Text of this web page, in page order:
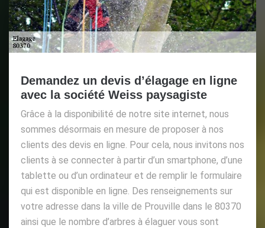
Demandez un devis d’élagage en ligne
avec la société Weiss paysagiste
Grâce à la disponibilité de notre site internet, nous
sommes désormais en mesure de proposer à nos
clients des devis en ligne. Pour cela, nous invitons nos
clients à se connecter à partir d’un smartphone, d’une
tablette ou d’un ordinateur et de remplir le formulaire
qui est disponible en ligne. Des renseignements sur
votre adresse dans la ville de Prouville dans le 80370
ainsi que le nombre d’arbres à élaguer vous sont